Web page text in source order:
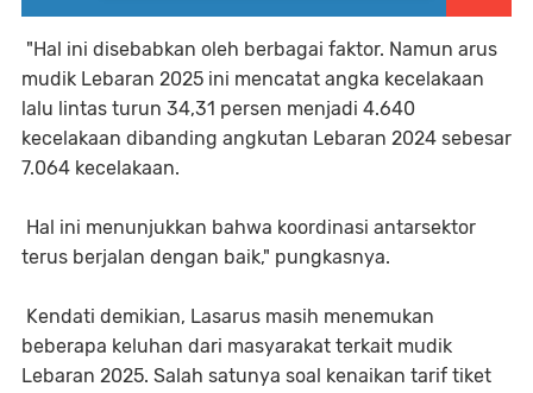
"Hal ini disebabkan oleh berbagai faktor. Namun arus
mudik Lebaran 2025 ini mencatat angka kecelakaan
lalu lintas turun 34,31 persen menjadi 4.640
kecelakaan dibanding angkutan Lebaran 2024 sebesar
7.064 kecelakaan.
Hal ini menunjukkan bahwa koordinasi antarsektor
terus berjalan dengan baik," pungkasnya.
Kendati demikian, Lasarus masih menemukan
beberapa keluhan dari masyarakat terkait mudik
Lebaran 2025. Salah satunya soal kenaikan tarif tiket